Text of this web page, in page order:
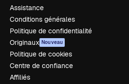
Assistance
Conditions générales
Politique de confidentialité
Originaux Nouveau
Politique de cookies
Centre de confiance
Affiliés